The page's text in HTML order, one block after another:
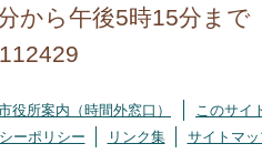
から午後5時15分まで
役所案内（時間外窓口）
このサイ
ーポリシー
リンク集 サイトマッ